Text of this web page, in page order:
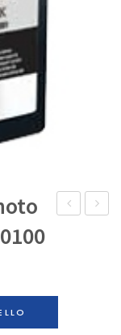
Light